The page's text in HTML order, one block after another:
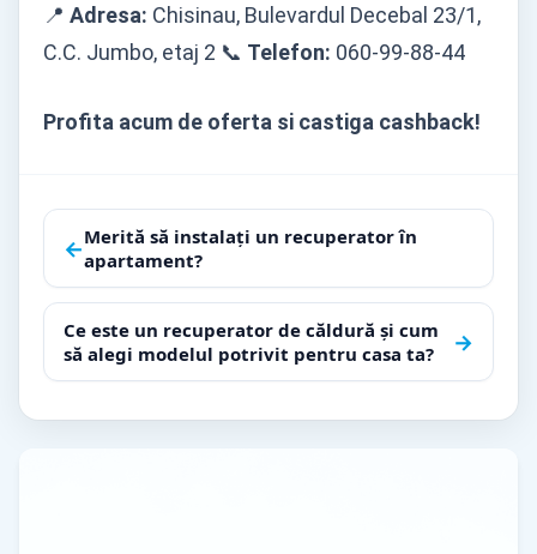
📍 Adresa: Chisinau, Bulevardul Decebal 23/1,
C.C. Jumbo, etaj 2 📞 Telefon: 060-99-88-44
Profita acum de oferta si castiga cashback!
Navigare
în
articole
←Merită să instalați un recuperator în
apartament?
Ce este un recuperator de căldură și cum
să alegi modelul potrivit pentru casa ta?
→